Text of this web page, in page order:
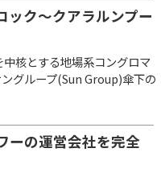
ック～クアラルンプー
核とする地場系コングロマ
グループ(Sun Group)傘下の
ーの運営会社を完全